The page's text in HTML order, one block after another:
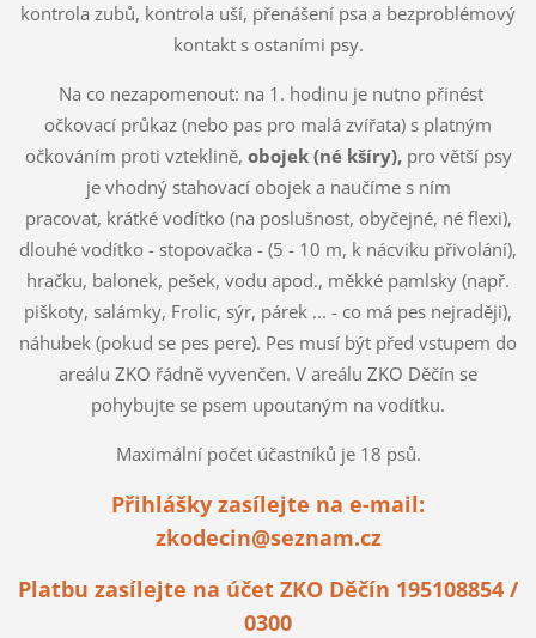
kontrola zubů, kontrola uší, přenášení psa a bezproblémový
kontakt s ostaními psy.
Na co nezapomenout: na 1. hodinu je nutno přinést
očkovací průkaz (nebo pas pro malá zvířata) s platným
očkováním proti vzteklině, obojek (né kšíry), pro větší psy
je vhodný stahovací obojek a naučíme s ním
pracovat, krátké vodítko (na poslušnost, obyčejné, né flexi),
dlouhé vodítko - stopovačka - (5 - 10 m, k nácviku přivolání),
hračku, balonek, pešek, vodu apod., měkké pamlsky (např.
piškoty, salámky, Frolic, sýr, párek ... - co má pes nejraději),
náhubek (pokud se pes pere). Pes musí být před vstupem do
areálu ZKO řádně vyvenčen. V areálu ZKO Děčín se
pohybujte se psem upoutaným na vodítku.
Maximální počet účastníků je 18 psů.
Přihlášky zasílejte na e-mail:
zkodecin@seznam.cz
Platbu zasílejte na účet ZKO Děčín 195108854 /
0300